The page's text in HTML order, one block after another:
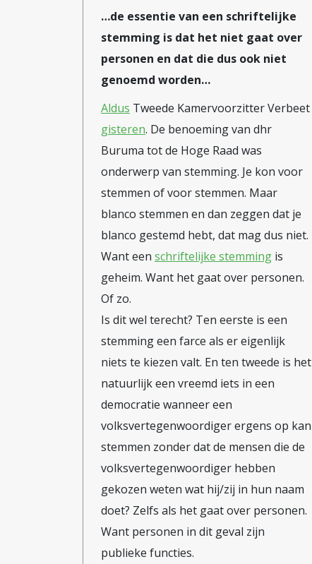
…de essentie van een schriftelijke
stemming is dat het niet gaat over
personen en dat die dus ook niet
genoemd worden…
Aldus Tweede Kamervoorzitter Verbeet
gisteren. De benoeming van dhr
Buruma tot de Hoge Raad was
onderwerp van stemming. Je kon voor
stemmen of voor stemmen. Maar
blanco stemmen en dan zeggen dat je
blanco gestemd hebt, dat mag dus niet.
Want een schriftelijke stemming is
geheim. Want het gaat over personen.
Of zo.
Is dit wel terecht? Ten eerste is een
stemming een farce als er eigenlijk
niets te kiezen valt. En ten tweede is het
natuurlijk een vreemd iets in een
democratie wanneer een
volksvertegenwoordiger ergens op kan
stemmen zonder dat de mensen die de
volksvertegenwoordiger hebben
gekozen weten wat hij/zij in hun naam
doet? Zelfs als het gaat over personen.
Want personen in dit geval zijn
publieke functies.